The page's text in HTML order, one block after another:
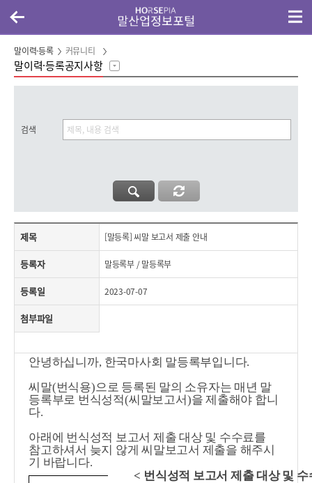
말이력·등록 커뮤니티
말이력·등록공지사항
검색
제목,등록자,등록일,첨부파일,내용으로 구성된 [말등록] 씨말 보고서 제출 안내 게시글의 내용 보기
제목 [말등록] 씨말 보고서 제출 안내
등록자 말등록부 / 말등록부
등록일 2023-07-07
첨부파일
안녕하십니까, 한국마사회 말등록부입니다.
씨말(번식용)으로 등록된 말의 소유자는 매년 말
등록부로 번식성적(씨말보고서)을 제출해야 합니
다.
아래에 번식성적 보고서 제출 대상 및 수수료를
참고하셔서 늦지 않게 씨말보고서 제출을 해주시
기 바랍니다.
< 번식성적 보고서 제출 대상 및 수